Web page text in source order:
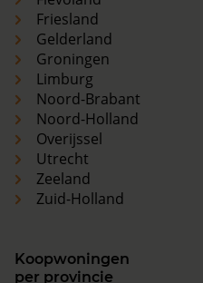
Friesland
Gelderland
Groningen
Limburg
Noord-Brabant
Noord-Holland
Overijssel
Utrecht
Zeeland
Zuid-Holland
Koopwoningen
per provincie